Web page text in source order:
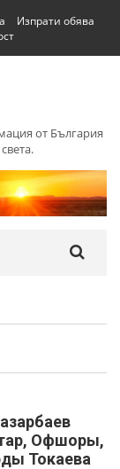
Изпрати обява
от България
Офшоры,
Токаева